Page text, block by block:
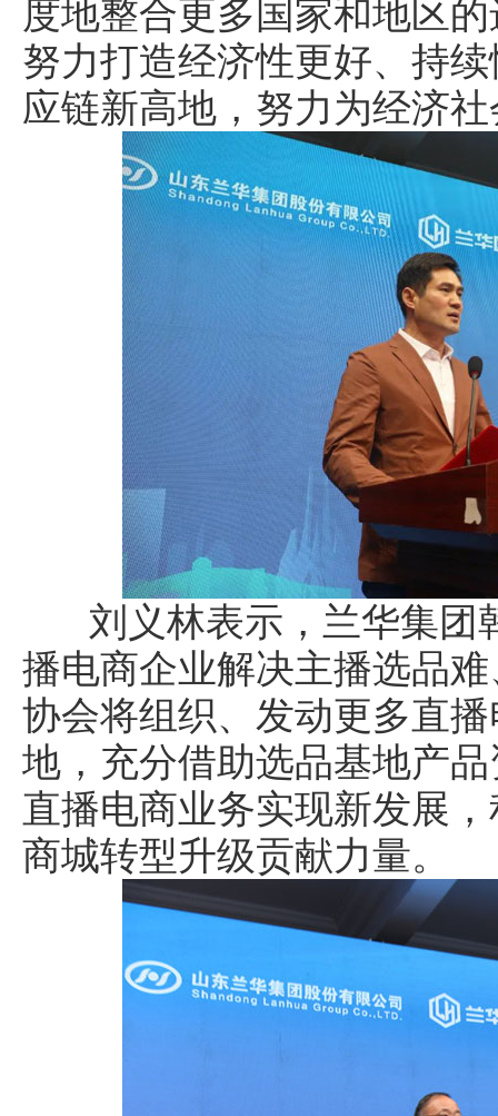
度地整合更多国家和地区
努力打造经济性更好、持
应链新高地，努力为经济
刘义林表示，兰华集团
播电商企业解决主播选品
协会将组织、发动更多直
地，充分借助选品基地产
直播电商业务实现新发展
商城转型升级贡献力量。